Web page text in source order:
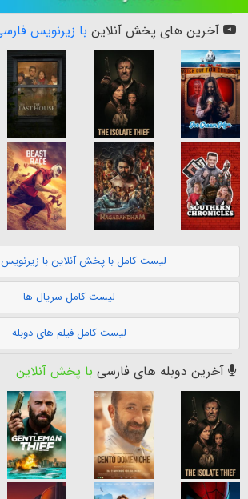
آخرین های پخش آنلاین با زیرنویس
لیست کامل با پخش آنلاین با
لیست کامل سریال ها
لیست کامل فیلم های دوبله
آخرین دوبله های فارسی با پخش آنلاین